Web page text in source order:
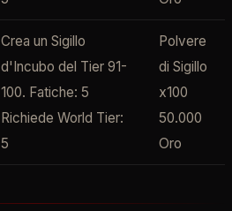
Crea un Sigillo
d'Incubo del Tier 91-
100. Fatiche: 5
Richiede World Tier:
5
Polvere
di Sigillo
x100
50.000
Oro